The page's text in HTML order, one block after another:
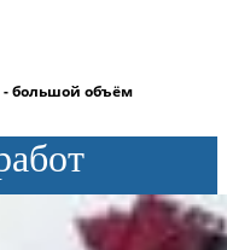
- большой объём